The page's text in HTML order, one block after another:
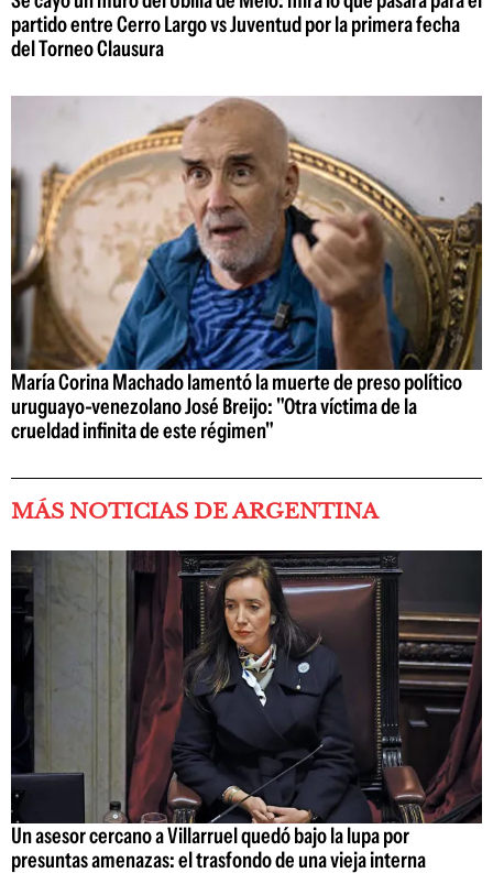
partido entre Cerro Largo vs Juventud por la primera fecha
del Torneo Clausura
María Corina Machado lamentó la muerte de preso político
uruguayo-venezolano José Breijo: "Otra víctima de la
crueldad infinita de este régimen"
MÁS NOTICIAS DE ARGENTINA
Un asesor cercano a Villarruel quedó bajo la lupa por
presuntas amenazas: el trasfondo de una vieja interna